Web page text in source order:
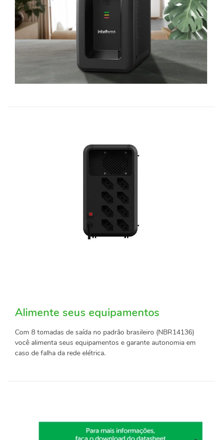
Alimente seus equipamentos
Com 8 tomadas de saída no padrão brasileiro (NBR14136)
você alimenta seus equipamentos e garante autonomia em
caso de falha da rede elétrica.